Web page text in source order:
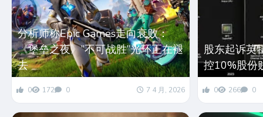
分析师称Epic Games走向衰败：
《堡垒之夜》”不可战胜”光环正在褪
去
0 172 0 7 4 月, 2026
股东起诉英
控10%股份
0 266 0